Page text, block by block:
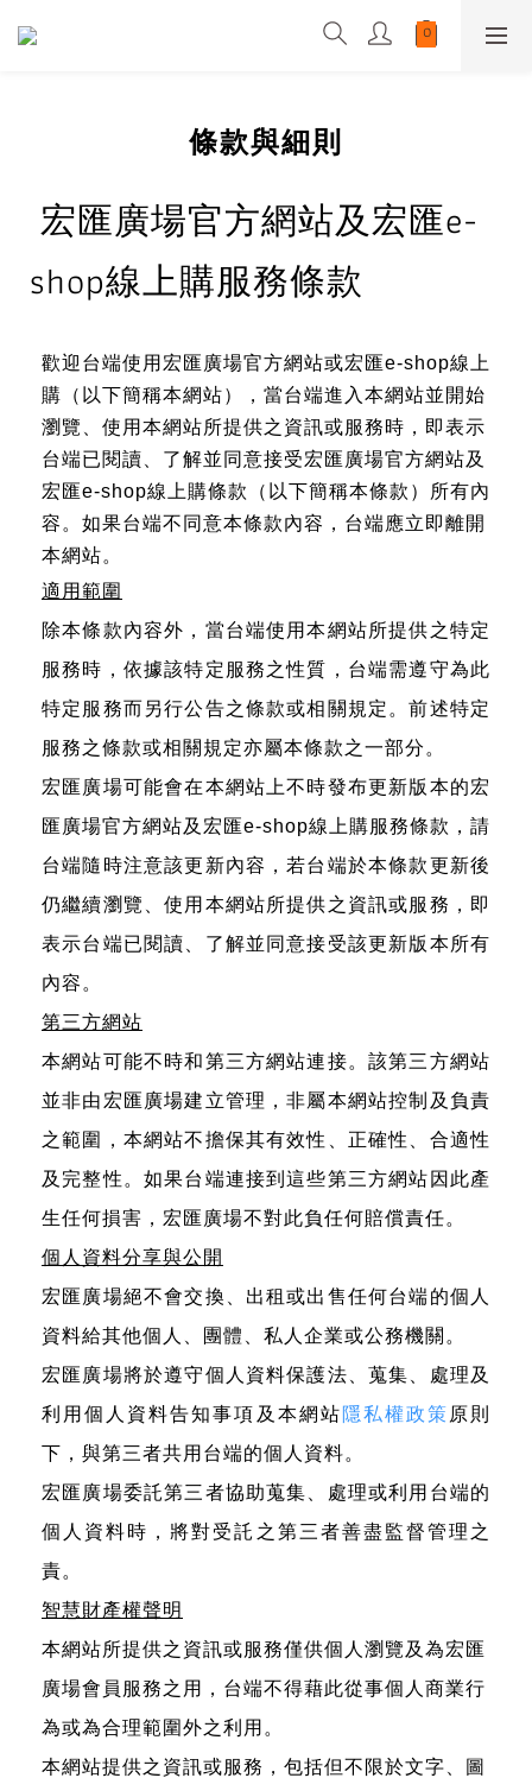
條款與細則
宏匯廣場官方網站及宏匯e-
shop線上購服務條款
歡迎台端使用宏匯廣場官方網站或宏匯e-shop線上
購（以下簡稱本網站），當台端進入本網站並開始
瀏覽、使用本網站所提供之資訊或服務時，即表示
台端已閱讀、了解並同意接受宏匯廣場官方網站及
宏匯e-shop線上購條款（以下簡稱本條款）所有內
容。如果台端不同意本條款內容，台端應立即離開
本網站。
適用範圍
除本條款內容外，當台端使用本網站所提供之特定
服務時，依據該特定服務之性質，台端需遵守為此
特定服務而另行公告之條款或相關規定。前述特定
服務之條款或相關規定亦屬本條款之一部分。
宏匯廣場可能會在本網站上不時發布更新版本的宏
匯廣場官方網站及宏匯e-shop線上購服務條款，請
台端隨時注意該更新內容，若台端於本條款更新後
仍繼續瀏覽、使用本網站所提供之資訊或服務，即
表示台端已閱讀、了解並同意接受該更新版本所有
內容。
第三方網站
本網站可能不時和第三方網站連接。該第三方網站
並非由宏匯廣場建立管理，非屬本網站控制及負責
之範圍，本網站不擔保其有效性、正確性、合適性
及完整性。如果台端連接到這些第三方網站因此產
生任何損害，宏匯廣場不對此負任何賠償責任。
個人資料分享與公開
宏匯廣場絕不會交換、出租或出售任何台端的個人
資料給其他個人、團體、私人企業或公務機關。
宏匯廣場將於遵守個人資料保護法、蒐集、處理及
利用個人資料告知事項及本網站 隱私權政策 原則
下，與第三者共用台端的個人資料。
宏匯廣場委託第三者協助蒐集、處理或利用台端的
個人資料時，將對受託之第三者善盡監督管理之
責。
智慧財產權聲明
本網站所提供之資訊或服務僅供個人瀏覽及為宏匯
廣場會員服務之用，台端不得藉此從事個人商業行
為或為合理範圍外之利用。
本網站提供之資訊或服務，包括但不限於文字、圖